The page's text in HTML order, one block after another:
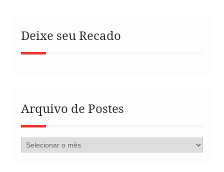
Deixe seu Recado
Arquivo de Postes
Arquivo
de